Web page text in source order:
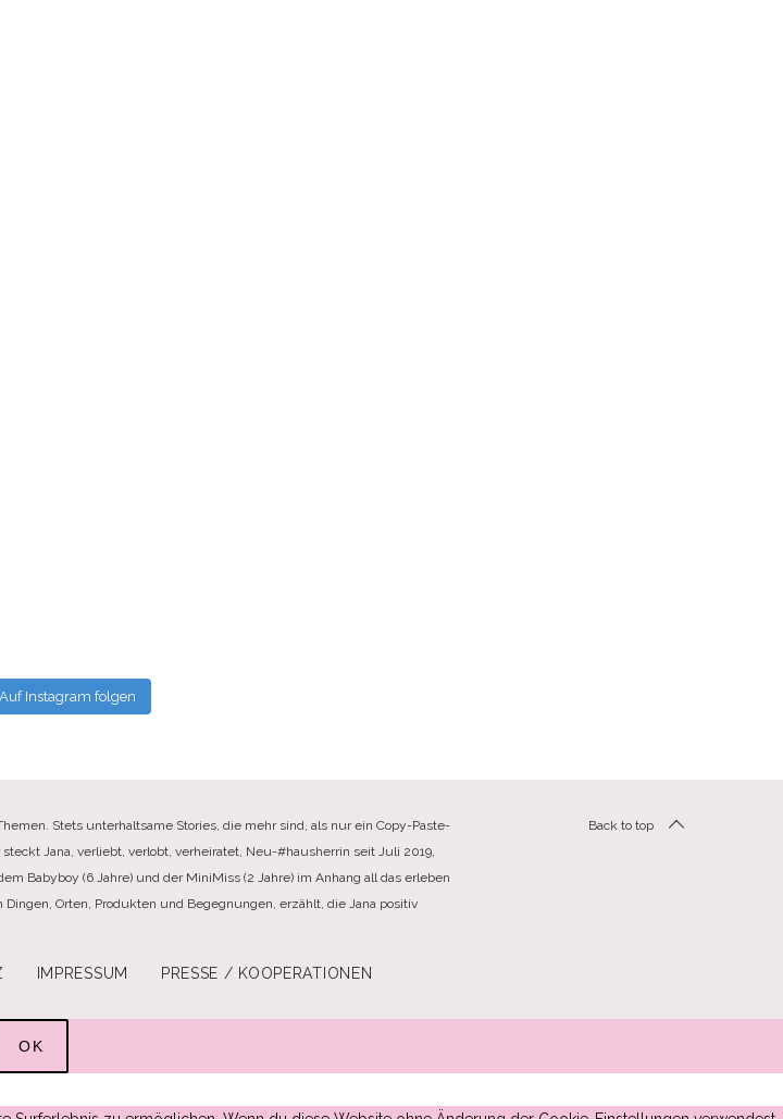
Auf Instagram folgen
Stets unterhaltsame Stories, die mehr sind, als nur ein Copy-Paste-
Jana, verliebt, verlobt, verheiratet, Neu-#hausherrin seit Juli 2019,
Babyboy (6 Jahre) und der MiniMiss (2 Jahre) im Anhang all das erleben
Orten, Produkten und Begegnungen, erzählt, die Jana positiv
Back to top
IMPRESSUM PRESSE / KOOPERATIONEN
OK